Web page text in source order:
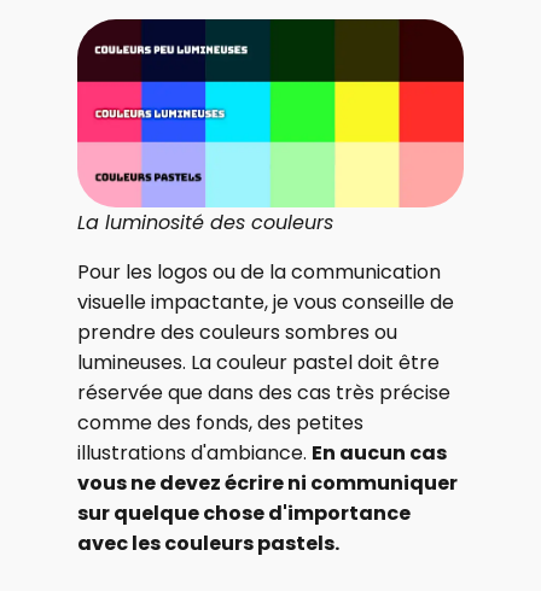
La luminosité des couleurs
Pour les logos ou de la communication
visuelle impactante, je vous conseille de
prendre des couleurs sombres ou
lumineuses. La couleur pastel doit être
réservée que dans des cas très précise
comme des fonds, des petites
illustrations d'ambiance. En aucun cas
vous ne devez écrire ni communiquer
sur quelque chose d'importance
avec les couleurs pastels.